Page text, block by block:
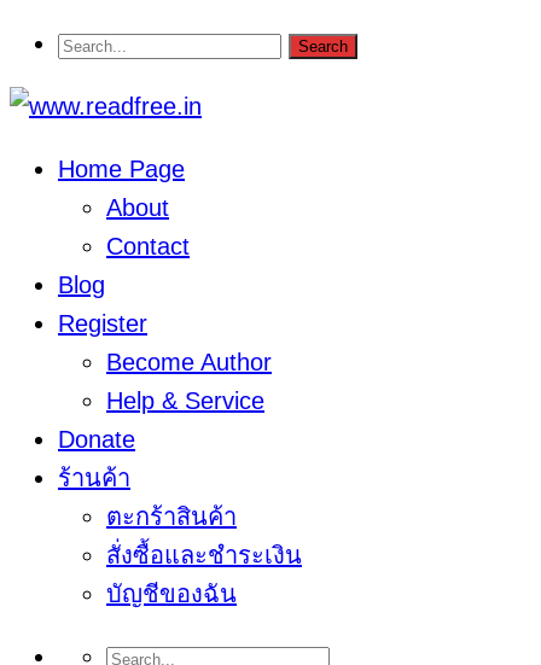
Home Page
About
Contact
Blog
Register
Become Author
Help & Service
Donate
ร้านค้า
ตะกร้าสินค้า
สั่งซื้อและชำระเงิน
บัญชีของฉัน